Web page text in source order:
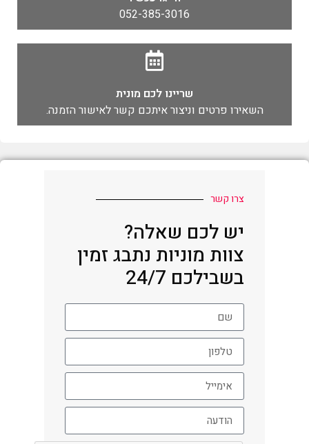
052-385-3016
שריינו לכם מונית
השאירו פרטים וניצור איתכם קשר לאישור הזמנה.
צרו קשר
יש לכם שאלה?
צוות מוניות נתבג זמין
בשבילכם 24/7